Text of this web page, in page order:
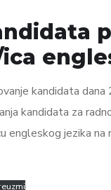
kandidata
kandidata za
engleskog jezika